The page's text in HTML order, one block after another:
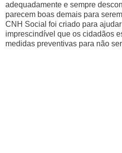
adequadamente e sempre
parecem boas demais para
CNH Social foi criado para
imprescindível que os cidadãos
medidas preventivas para não